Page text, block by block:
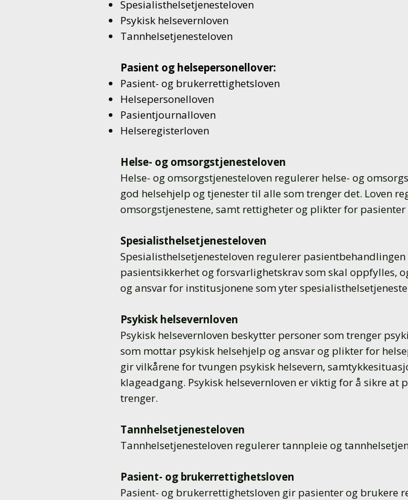
Spesialisthelsetjenesteloven
Psykisk helsevernloven
Tannhelsetjenesteloven
Pasient og helsepersonellover:
Pasient- og brukerrettighetsloven
Helsepersonelloven
Pasientjournalloven
Helseregisterloven
Helse- og omsorgstjenesteloven
Helse- og omsorgstjenesteloven regulerer helse- og
god helsehjelp og tjenester til alle som trenger det. Loven
omsorgstjenestene, samt rettigheter og plikter for
Spesialisthelsetjenesteloven
Spesialisthelsetjenesteloven regulerer
pasientsikkerhet og forsvarlighetskrav som skal oppfylles,
og ansvar for institusjonene som yter
Psykisk helsevernloven
Psykisk helsevernloven beskytter personer som trenger
som mottar psykisk helsehjelp og ansvar og plikter for
gir vilkårene for tvungen psykisk helsevern,
klageadgang. Psykisk helsevernloven er viktig for å sikre
trenger.
Tannhelsetjenesteloven
Tannhelsetjenesteloven regulerer tannpleie og
Pasient- og brukerrettighetsloven
Pasient- og brukerrettighetsloven gir pasienter og brukere